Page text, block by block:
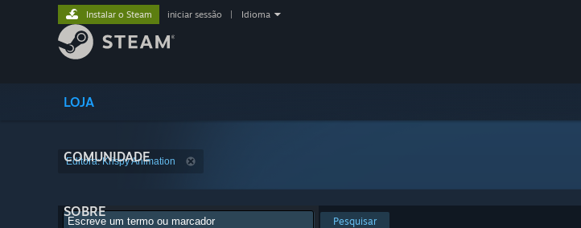
LOJA
COMUNIDADE
SOBRE
Instalar o Steam iniciar sessão Idioma
Editora: Krispy Animation
Pesquisar